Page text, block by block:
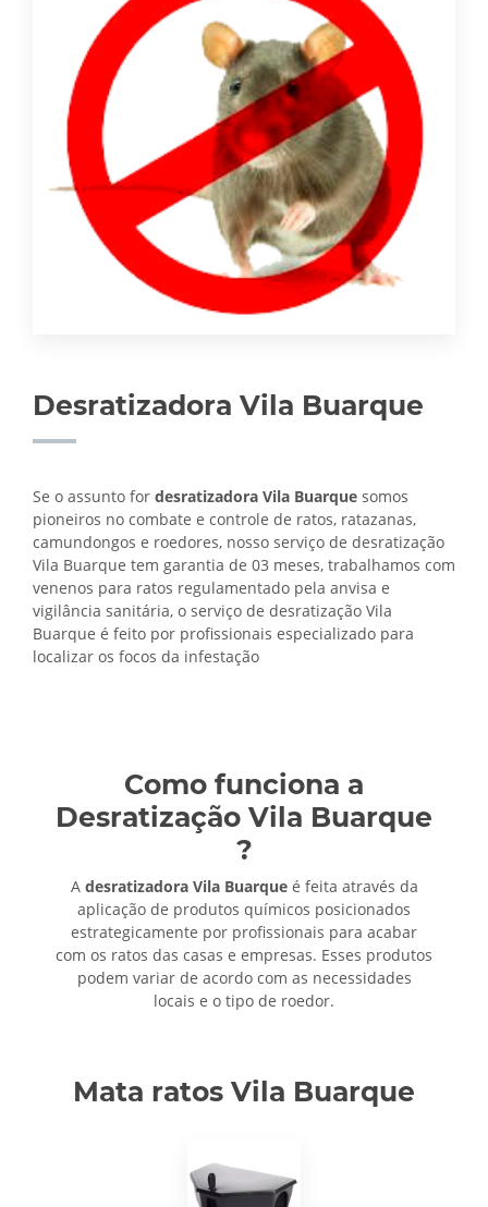
Desratizadora Vila Buarque
Se o assunto for desratizadora Vila Buarque somos
pioneiros no combate e controle de ratos, ratazanas,
camundongos e roedores, nosso serviço de desratização
Vila Buarque tem garantia de 03 meses, trabalhamos com
venenos para ratos regulamentado pela anvisa e
vigilância sanitária, o serviço de desratização Vila
Buarque é feito por profissionais especializado para
localizar os focos da infestação
Como funciona a
Desratização Vila Buarque
?
A desratizadora Vila Buarque é feita através da
aplicação de produtos químicos posicionados
estrategicamente por profissionais para acabar
com os ratos das casas e empresas. Esses produtos
podem variar de acordo com as necessidades
locais e o tipo de roedor.
Mata ratos Vila Buarque